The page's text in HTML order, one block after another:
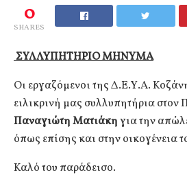
0
SHARES
ΣΥΛΛΥΠΗΤΗΡΙΟ ΜΗΝΥΜΑ
Οι εργαζόμενοι της Δ.Ε.Υ.Α.
ειλικρινή μας συλλυπητήρια στον
Παναγιώτη Ματιάκηγια την
όπως επίσης και στην οικογένεια
Καλό του παράδεισο.